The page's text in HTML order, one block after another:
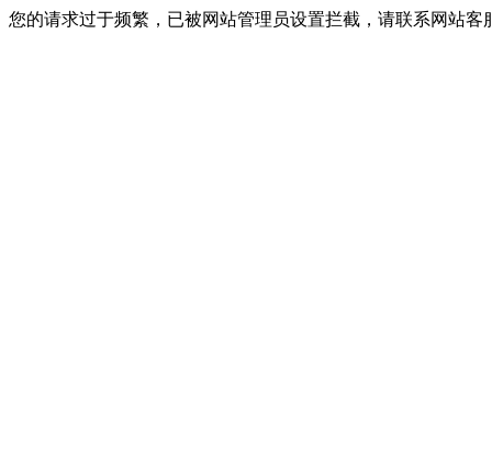
您的请求过于频繁，已被网站管理员设置拦截，请联系网站客